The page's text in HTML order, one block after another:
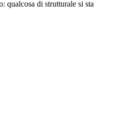
qualcosa di strutturale si sta